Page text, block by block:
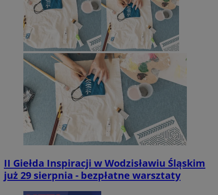
II Giełda Inspiracji w Wodzisławiu Śląskim
już 29 sierpnia - bezpłatne warsztaty